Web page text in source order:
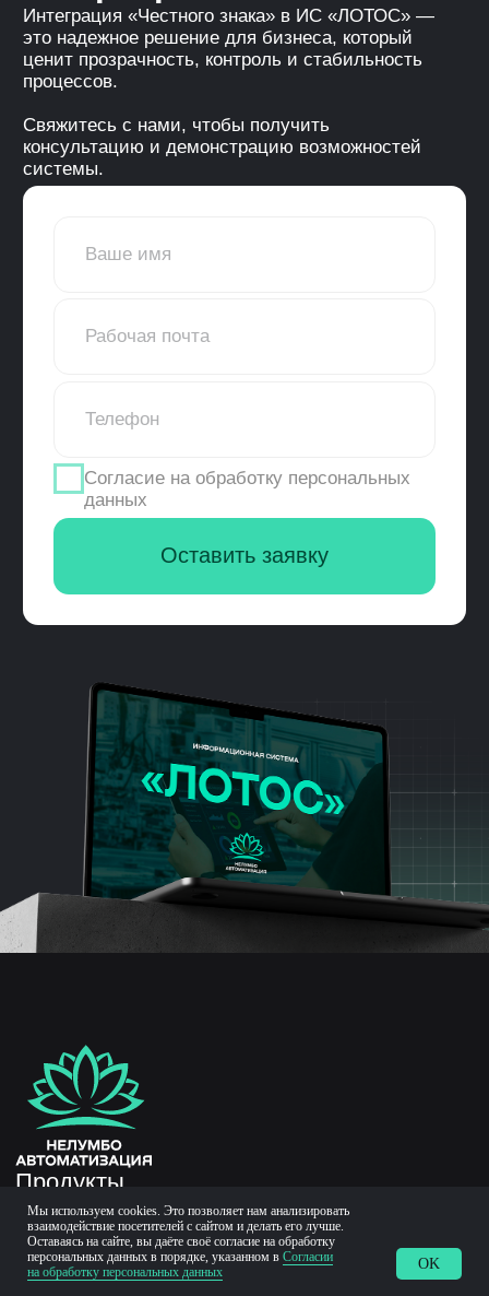
Мы используем cookies. Это позволяет нам анализировать
взаимодействие посетителей с сайтом и делать его лучше.
Оставаясь на сайте, вы даёте своё согласие на обработку
персональных данных в порядке, указанном в Согласии
на обработку персональных данных
OK